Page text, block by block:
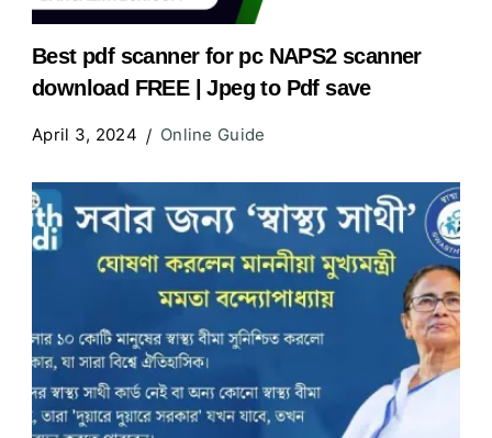
Best pdf scanner for pc NAPS2 scanner
download FREE | Jpeg to Pdf save
April 3, 2024 Online Guide